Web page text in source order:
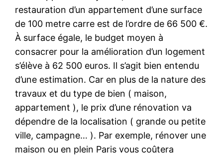
restauration d’un appartement d’une surface
de 100 metre carre est de l’ordre de 66 500 €.
À surface égale, le budget moyen à
consacrer pour la amélioration d’un logement
s’élève à 62 500 euros. Il s’agit bien entendu
d’une estimation. Car en plus de la nature des
travaux et du type de bien ( maison,
appartement ), le prix d’une rénovation va
dépendre de la localisation ( grande ou petite
ville, campagne… ). Par exemple, rénover une
maison ou en plein Paris vous coûtera